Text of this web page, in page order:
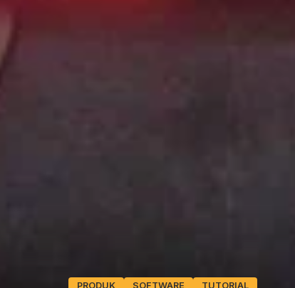
PRODUK SOFTWARE TUTORIAL